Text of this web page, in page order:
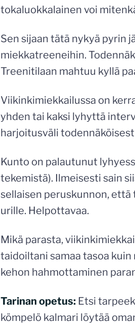
tokaluokkalainen voi
Sen sijaan tätä nykyä pyrin
miekkatreeneihin.
Treenitilaan mahtuu kyllä
Viikinkimiekkailussa on
yhden tai kaksi lyhyttä
harjoitusväli
Kunto on palautunut
tekemistä). Ilmeisesti sain
sellaisen peruskunnon, että
urille. Helpottavaa.
Mikä parasta,
taidoiltani samaa tasoa
kehon hahmottaminen
Tarinan opetus: Etsi
kömpelö kalmari löytää